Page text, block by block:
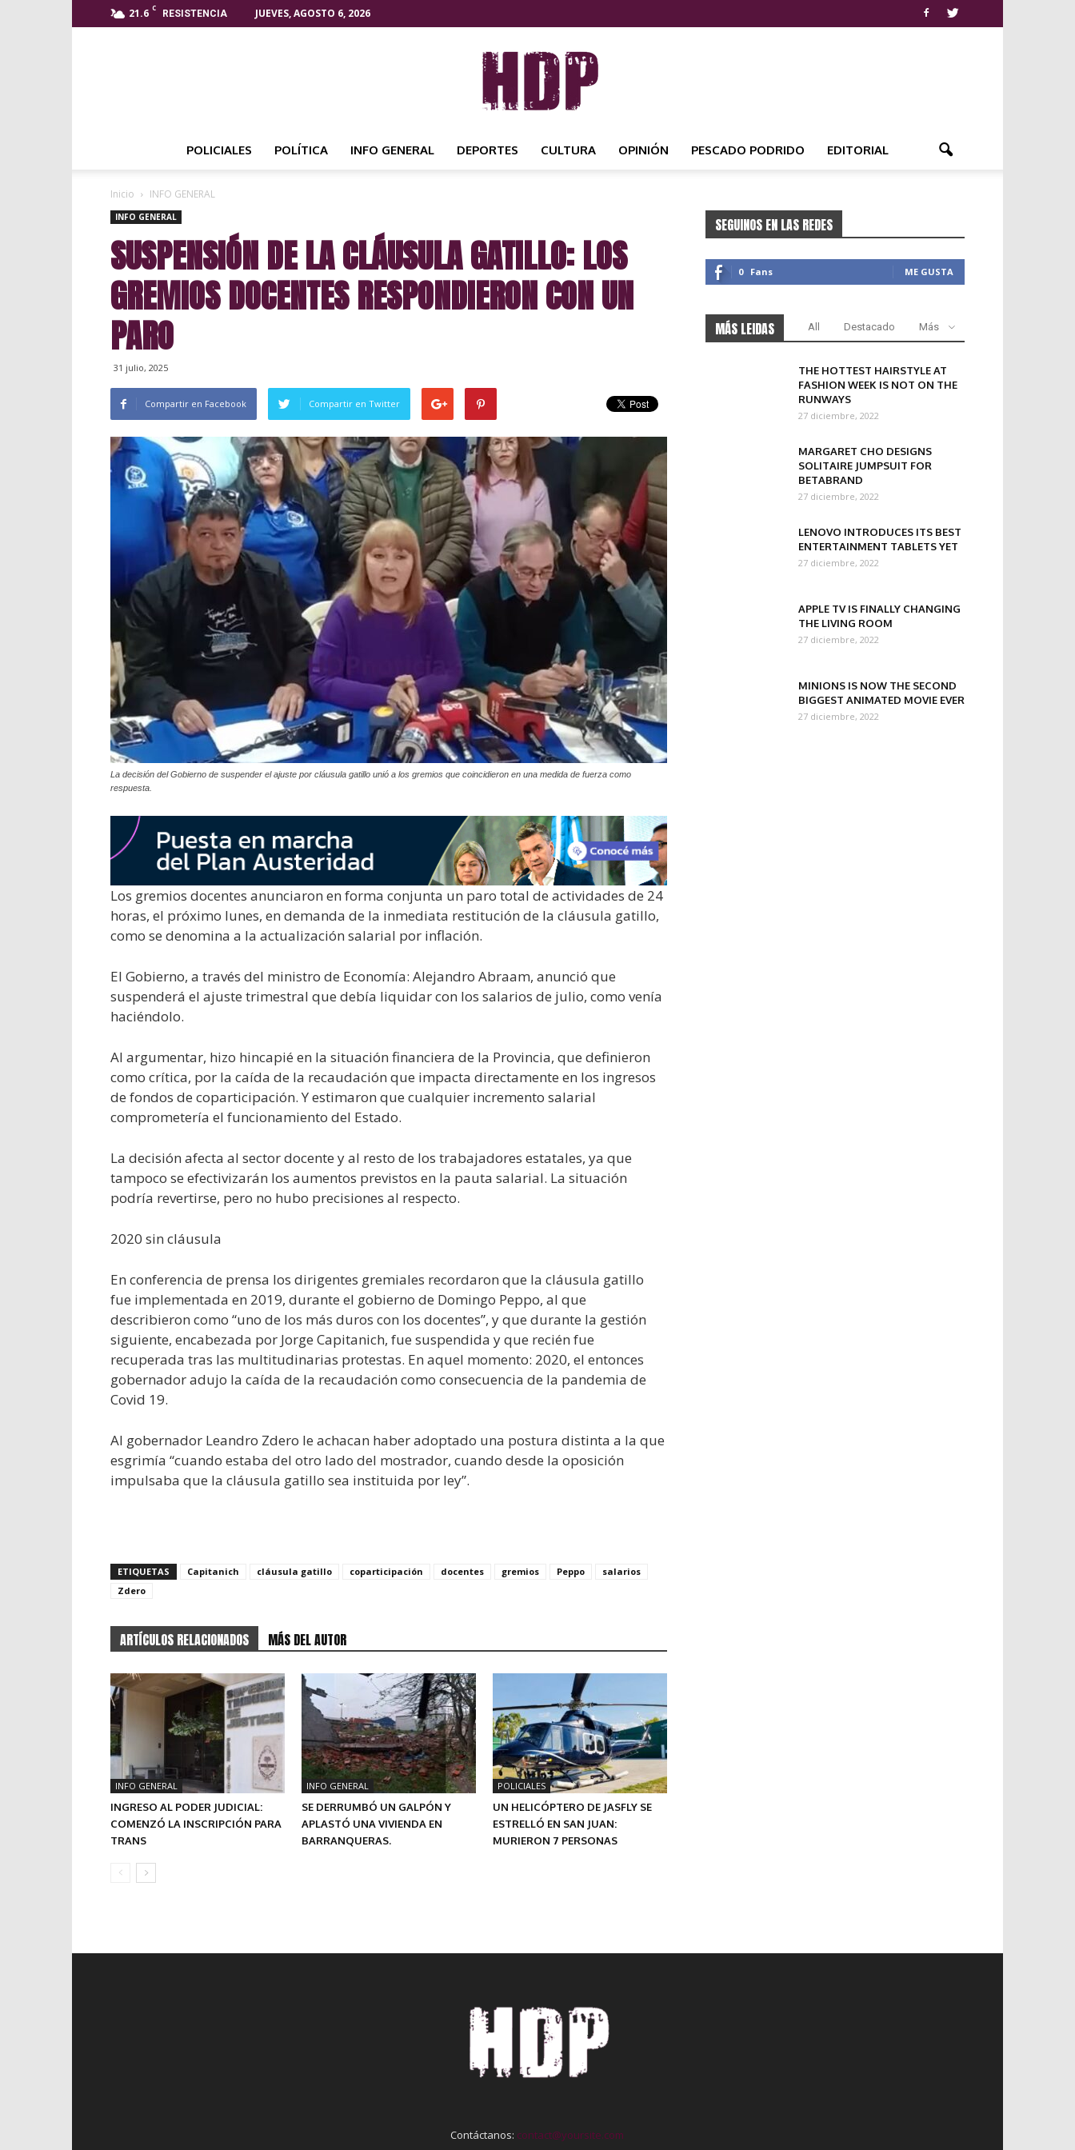
21.6 C
RESISTENCIA JUEVES, AGOSTO 6, 2026
NOTICIAS
POLICIALES POLÍTICA INFO GENERAL DEPORTES CULTURA OPINIÓN PESCADO PODRIDO EDITORIAL
Inicio INFO GENERAL
INFO GENERAL
SUSPENSIÓN DE LA CLÁUSULA GATILLO: LOS
GREMIOS DOCENTES RESPONDIERON CON UN
PARO
31 julio, 2025
Compartir en Facebook Compartir en Twitter
La decisión del Gobierno de suspender el ajuste por cláusula gatillo unió a los gremios que coincidieron en una medida de fuerza como
respuesta.
Los gremios docentes anunciaron en forma conjunta un paro total de actividades de 24
horas, el próximo lunes, en demanda de la inmediata restitución de la cláusula gatillo,
como se denomina a la actualización salarial por inflación.
El Gobierno, a través del ministro de Economía: Alejandro Abraam, anunció que
suspenderá el ajuste trimestral que debía liquidar con los salarios de julio, como venía
haciéndolo.
Al argumentar, hizo hincapié en la situación financiera de la Provincia, que definieron
como crítica, por la caída de la recaudación que impacta directamente en los ingresos
de fondos de coparticipación. Y estimaron que cualquier incremento salarial
comprometería el funcionamiento del Estado.
La decisión afecta al sector docente y al resto de los trabajadores estatales, ya que
tampoco se efectivizarán los aumentos previstos en la pauta salarial. La situación
podría revertirse, pero no hubo precisiones al respecto.
2020 sin cláusula
En conferencia de prensa los dirigentes gremiales recordaron que la cláusula gatillo
fue implementada en 2019, durante el gobierno de Domingo Peppo, al que
describieron como “uno de los más duros con los docentes”, y que durante la gestión
siguiente, encabezada por Jorge Capitanich, fue suspendida y que recién fue
recuperada tras las multitudinarias protestas. En aquel momento: 2020, el entonces
gobernador adujo la caída de la recaudación como consecuencia de la pandemia de
Covid 19.
Al gobernador Leandro Zdero le achacan haber adoptado una postura distinta a la que
esgrimía “cuando estaba del otro lado del mostrador, cuando desde la oposición
impulsaba que la cláusula gatillo sea instituida por ley”.
ETIQUETAS Capitanich cláusula gatillo coparticipación docentes gremios Peppo
salarios
Zdero
ARTÍCULOS RELACIONADOS MÁS DEL AUTOR
INFO GENERAL
INGRESO AL PODER JUDICIAL:
COMENZÓ LA INSCRIPCIÓN PARA
TRANS
INFO GENERAL
SE DERRUMBÓ UN GALPÓN Y
APLASTÓ UNA VIVIENDA EN
BARRANQUERAS.
POLICIALES
UN HELICÓPTERO DE JASFLY SE
ESTRELLÓ EN SAN JUAN:
MURIERON 7 PERSONAS
SEGUINOS EN LAS REDES
0 Fans ME GUSTA
MÁS LEIDAS All Destacado Más
THE HOTTEST HAIRSTYLE AT
FASHION WEEK IS NOT ON THE
RUNWAYS
27 diciembre, 2022
MARGARET CHO DESIGNS
SOLITAIRE JUMPSUIT FOR
BETABRAND
27 diciembre, 2022
LENOVO INTRODUCES ITS BEST
ENTERTAINMENT TABLETS YET
27 diciembre, 2022
APPLE TV IS FINALLY CHANGING
THE LIVING ROOM
27 diciembre, 2022
MINIONS IS NOW THE SECOND
BIGGEST ANIMATED MOVIE EVER
27 diciembre, 2022
Contáctanos: contact@yoursite.com